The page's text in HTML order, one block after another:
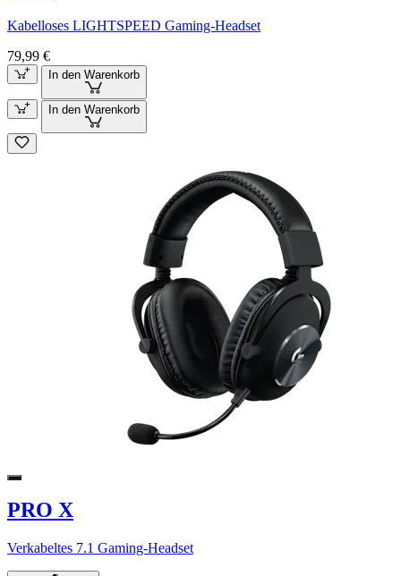
Kabelloses LIGHTSPEED Gaming-Headset
79,99 €
In den Warenkorb
In den Warenkorb
PRO X
Verkabeltes 7.1 Gaming-Headset